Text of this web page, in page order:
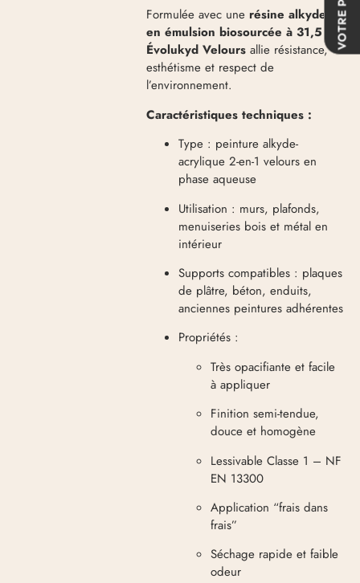
Formulée avec une résine alkyde
en émulsion biosourcée à 31,5 % ,
Évolukyd Veloursallie résistance,
esthétisme et respect de
l’environnement.
Caractéristiques techniques :
Type : peinture alkyde-
acrylique 2-en-1 velours en
phase aqueuse
Utilisation : murs, plafonds,
menuiseries bois et métal en
intérieur
Supports compatibles : plaques
de plâtre, béton, enduits,
anciennes peintures adhérentes
Propriétés :
Très opacifiante et facile
à appliquer
Finition semi-tendue,
douce et homogène
Lessivable Classe 1 – NF
EN 13300
Application “frais dans
frais”
Séchage rapide et faible
odeur